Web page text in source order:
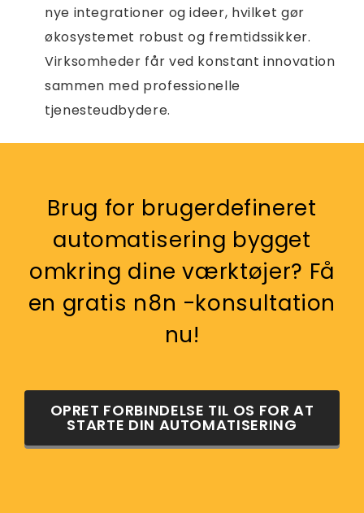
nye integrationer og ideer, hvilket gør
økosystemet robust og fremtidssikker.
Virksomheder får ved konstant innovation
sammen med professionelle
tjenesteudbydere.
Brug for brugerdefineret
automatisering bygget
omkring dine værktøjer? Få
en gratis n8n -konsultation
nu!
OPRET FORBINDELSE TIL OS FOR AT
STARTE DIN AUTOMATISERING